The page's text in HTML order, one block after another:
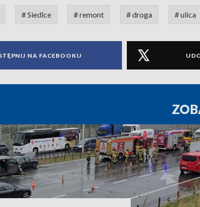
# Siedlce # remont # droga # ulica
NA FACEBOOKU